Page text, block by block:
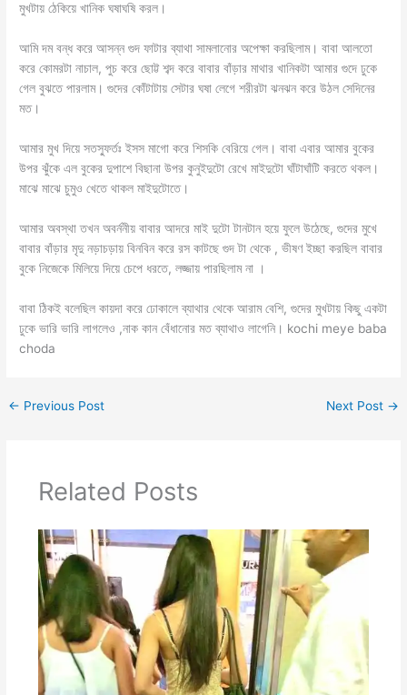
মুখটায় ঠেকিয়ে খানিক ঘষাঘষি করল।
আমি দম বন্ধ করে আসন্ন গুদ ফাটার ব্যাথা সামলানোর অপেক্ষা করছিলাম। বাবা আলতো
করে কোমরটা নাচাল, পুচ করে ছোট্ট শব্দ করে বাবার বাঁড়ার মাথার খানিকটা আমার গুদে ঢুকে
গেল বুঝতে পারলাম। গুদের কোঁটাটায় সেটার ঘষা লেগে শরীরটা ঝনঝন করে উঠল সেদিনের
মত।
আমার মুখ দিয়ে সতস্ফুর্তঃ ইসস মাগো করে শিসকি বেরিয়ে গেল। বাবা এবার আমার বুকের
উপর ঝুঁকে এল বুকের দুপাশে বিছানা উপর কুনুইদুটো রেখে মাইদুটো ঘাঁটাঘাঁটি করতে থকল।
মাঝে মাঝে চুমুও খেতে থাকল মাইদুটোতে।
আমার অবস্থা তখন অবর্ননীয় বাবার আদরে মাই দুটো টানটান হয়ে ফুলে উঠেছে, গুদের মুখে
বাবার বাঁড়ার মৃদু নড়াচড়ায় বিনবিন করে রস কাটছে গুদ টা থেকে , ভীষণ ইচ্ছা করছিল বাবার
বুকে নিজেকে মিলিয়ে দিয়ে চেপে ধরতে, লজ্জায় পারছিলাম না ।
বাবা ঠিকই বলেছিল কায়দা করে ঢোকালে ব্যাথার থেকে আরাম বেশি, গুদের মুখটায় কিছু একটা
ঢুকে ভারি ভারি লাগলেও ,নাক কান বেঁধানোর মত ব্যাথাও লাগেনি। kochi meye baba
choda
← Previous Post Next Post →
Related Posts